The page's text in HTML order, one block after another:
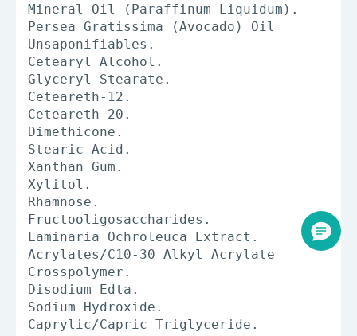
Mineral Oil (Paraffinum Liquidum).
Persea Gratissima (Avocado) Oil
Unsaponifiables.
Cetearyl Alcohol.
Glyceryl Stearate.
Ceteareth-12.
Ceteareth-20.
Dimethicone.
Stearic Аcid.
Xanthan Gum.
Xylitol.
Rhamnose.
Fructooligosaccharides.
Laminaria Ochroleuca Extract.
Acrylates/C10-30 Alkyl Acrylate
Crosspolymer.
Disodium Edta.
Sodium Hydroxide.
Caprylic/Capric Triglyceride.